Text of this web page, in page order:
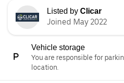
Listed by Clicar
Joined May 2022
Vehicle storage
You are responsible for
location.